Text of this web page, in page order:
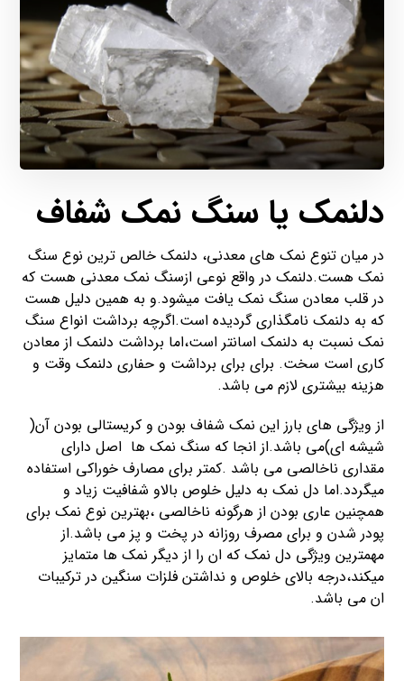
دلنمک یا سنگ نمک شفاف
در میان تنوع نمک های معدنی، دلنمک خالص ترین نوع سنگ
نمک هست.دلنمک در واقع نوعی ازسنگ نمک معدنی هست که
در قلب معادن سنگ نمک یافت میشود.و به همین دلیل هست
که به دلنمک نامگذاری گردیده است.اگرچه برداشت انواع سنگ
نمک نسبت به دلنمک اسانتر است،اما برداشت دلنمک از معادن
کاری است سخت. برای برای برداشت و حفاری دلنمک وقت و
هزینه بیشتری لازم می باشد.
از ویژگی های بارز این نمک شفاف بودن و کریستالی بودن آن(
شیشه ای)می باشد.از انجا که سنگ نمک ها اصل دارای
مقداری ناخالصی می باشد .کمتر برای مصارف خوراکی استفاده
میگردد.اما دل نمک به دلیل خلوص بالاو شفافیت زیاد و
همچنین عاری بودن از هرگونه ناخالصی ،بهترین نوع نمک برای
پودر شدن و برای مصرف روزانه در پخت و پز می باشد.از
مهمترین ویژگی دل نمک که ان را از دیگر نمک ها متمایز
میکند،درجه بالای خلوص و نداشتن فلزات سنگین در ترکیبات
ان می باشد.